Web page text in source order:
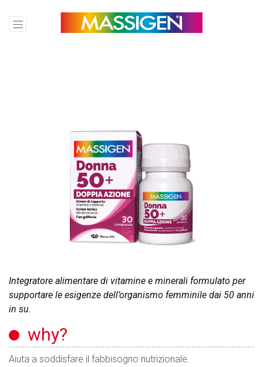
Integratore alimentare di vitamine e minerali formulato per
supportare le esigenze dell’organismo femminile dai 50 anni
in su.
why?
Aiuta a soddisfare il fabbisogno nutrizionale.